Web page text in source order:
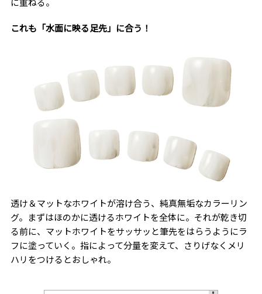
これも「水面に映る足先」に合う！
透け＆マットなホワイトが溶け合う、純真無垢なカラーリン
グ。まずはほのかに透けるホワイトを全体に。それが乾き切
る前に、マットホワイトをサッサッと筆先をはらうようにラ
フに塗っていく。指によって分量を変えて、さりげなくメリ
ハリをつけるとおしゃれ。